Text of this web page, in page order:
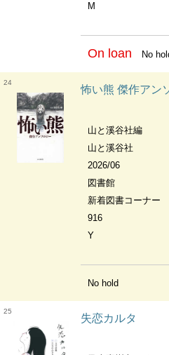
M
On loan No
24
怖い熊 傑作アン
山と溪谷社編
山と溪谷社
2026/06
図書館
新着図書コーナー
916
Y
No hold
25
失恋カルタ